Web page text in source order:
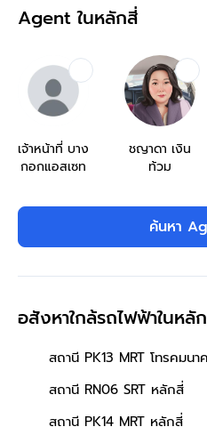
Agent ในหลักสี่
เจ้าหน้าที่ บาง
กอกแอสเซท
ชญาดา เงิน
ท้วม
ค้นหา
อสังหาใกล้รถไฟฟ้าในหลั
สถานี PK13 MRT โทรคมน
สถานี RN06 SRT หลักสี่
สถานี PK14 MRT หลักสี่